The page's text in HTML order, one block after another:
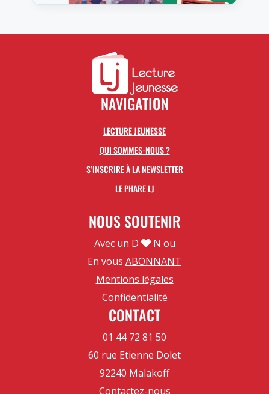
NAVIGATION
LECTURE JEUNESSE
QUI SOMMES-NOUS ?
S’INSCRIRE À LA NEWSLETTER
LE PHARE LJ
NOUS SOUTENIR
Avec un D
N ou
En vous ABONNANT
Mentions légales
Confidentialité
CONTACT
01 44 72 81 50
60 rue Etienne Dolet
92240 Malakoff
Contactez-nous